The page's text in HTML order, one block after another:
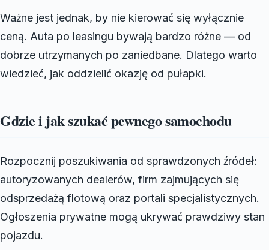
Ważne jest jednak, by nie kierować się wyłącznie
ceną. Auta po leasingu bywają bardzo różne — od
dobrze utrzymanych po zaniedbane. Dlatego warto
wiedzieć, jak oddzielić okazję od pułapki.
Gdzie i jak szukać pewnego samochodu
Rozpocznij poszukiwania od sprawdzonych źródeł:
autoryzowanych dealerów, firm zajmujących się
odsprzedażą flotową oraz portali specjalistycznych.
Ogłoszenia prywatne mogą ukrywać prawdziwy stan
pojazdu.